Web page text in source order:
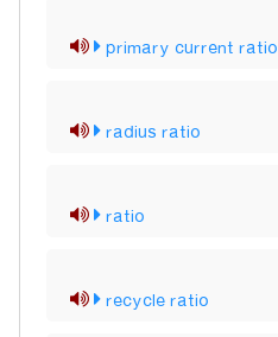
primary current ratio
radius ratio
ratio
recycle ratio